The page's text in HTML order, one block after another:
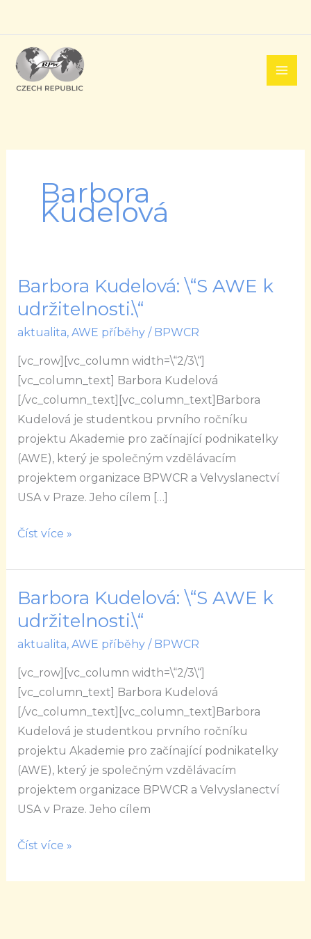
obsah
Barbora
Kudelová
Barbora Kudelová: \“S AWE k
udržitelnosti.\“
aktualita, AWE příběhy/ BPWCR
[vc_row][vc_column width=\“2/3\“]
[vc_column_text] Barbora Kudelová
[/vc_column_text][vc_column_text]Barbora
Kudelová je studentkou prvního ročníku
projektu Akademie pro začínající podnikatelky
(AWE), který je společným vzdělávacím
projektem organizace BPWCR a Velvyslanectví
USA v Praze. Jeho cílem […]
Barbora
Kudelová:
k
udržitelnosti.\“
Číst více »
Barbora Kudelová: \“S AWE k
udržitelnosti.\“
aktualita, AWE příběhy/ BPWCR
[vc_row][vc_column width=\“2/3\“]
[vc_column_text] Barbora Kudelová
[/vc_column_text][vc_column_text]Barbora
Kudelová je studentkou prvního ročníku
projektu Akademie pro začínající podnikatelky
(AWE), který je společným vzdělávacím
projektem organizace BPWCR a Velvyslanectví
USA v Praze. Jeho cílem
Barbora
Kudelová:
k
udržitelnosti.\“
Číst více »